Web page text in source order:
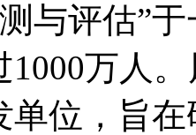
与评估”
1000万人
单位，旨